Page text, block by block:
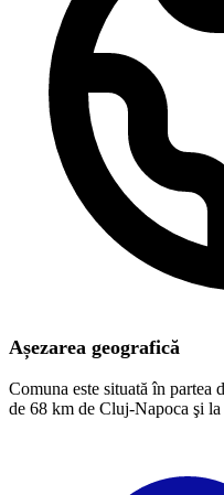
Așezarea geografică
Comuna este situată în partea
de 68 km de Cluj-Napoca şi